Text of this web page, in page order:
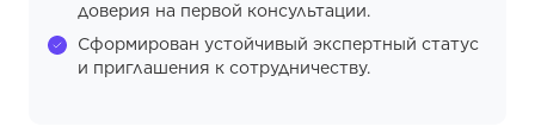
доверия на первой консультации.
Сформирован устойчивый экспертный статус
и приглашения к сотрудничеству.